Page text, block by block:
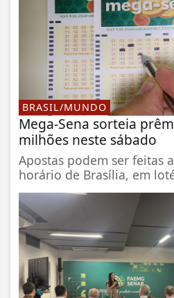
BRASIL/MUNDO
Mega-Sena sorteia
milhões neste sábado
Apostas podem ser feitas
horário de Brasília, em